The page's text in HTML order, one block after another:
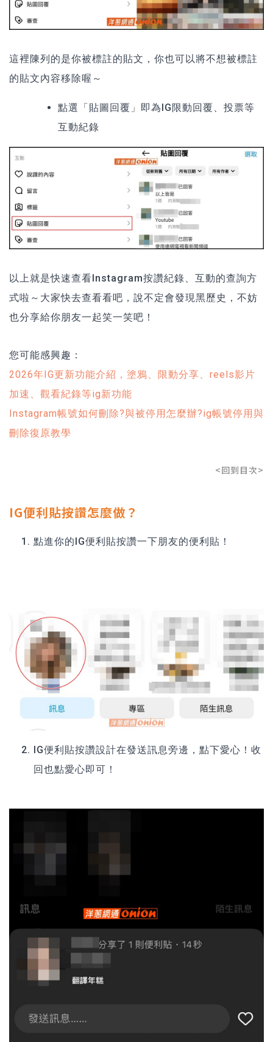
這裡陳列的是你被標註的貼文，你也可以將不想被標註
的貼文內容移除喔～
點選 「貼圖回覆」 即為IG限動回覆、投票等
互動紀錄
以上就是快速查看Instagram按讚紀錄、互動的查詢方
式啦～大家快去查看看吧，說不定會發現黑歷史，不妨
也分享給你朋友一起笑一笑吧！
您可能感興趣：
2026年IG更新功能介紹，塗鴉、限動分享、reels影片
加速、觀看紀錄等ig新功能
Instagram帳號如何刪除?與被停用怎麼辦?ig帳號停用與
刪除復原教學
<回到目次>
IG便利貼按讚怎麼做？
點進你的IG便利貼按讚一下朋友的便利貼！
IG便利貼按讚設計在發送訊息旁邊，點下愛心！收
回也點愛心即可！